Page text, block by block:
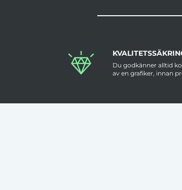
Du godkänner alltid
av en grafiker, innan